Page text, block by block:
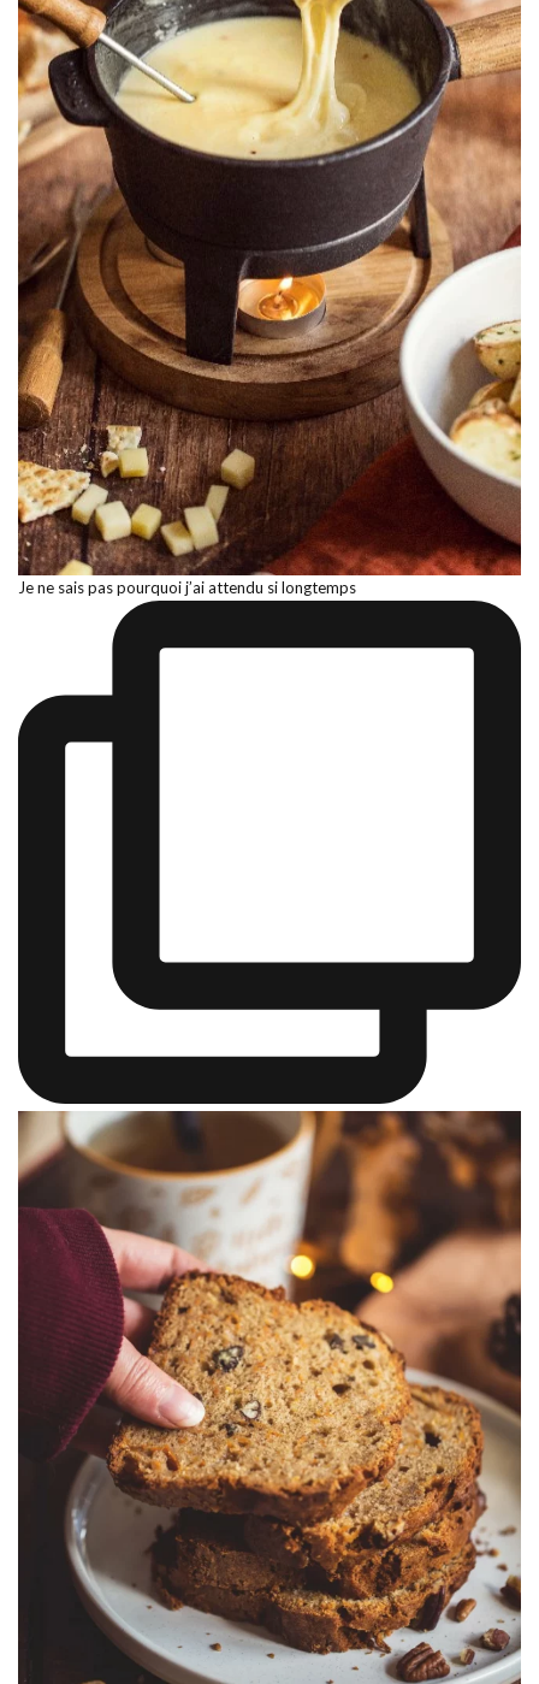
Je ne sais pas pourquoi j’ai attendu si longtemps